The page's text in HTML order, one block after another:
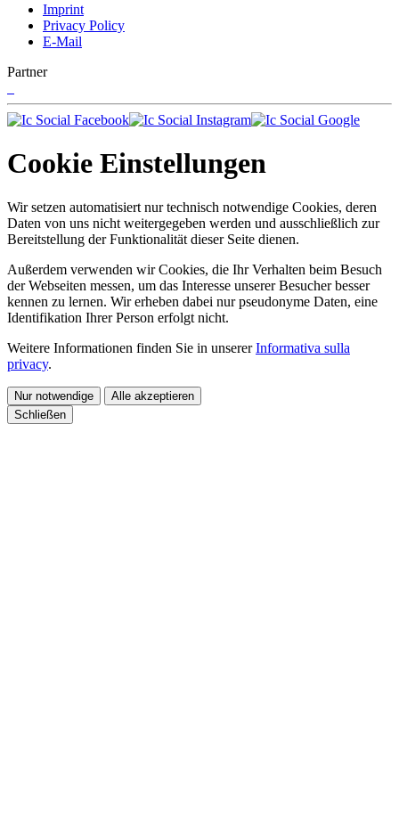
Imprint
Privacy Policy
E-Mail
Partner
Cookie Einstellungen
Wir setzen automatisiert nur technisch notwendige Cookies, deren
Daten von uns nicht weitergegeben werden und ausschließlich zur
Bereitstellung der Funktionalität dieser Seite dienen.
Außerdem verwenden wir Cookies, die Ihr Verhalten beim Besuch
der Webseiten messen, um das Interesse unserer Besucher besser
kennen zu lernen. Wir erheben dabei nur pseudonyme Daten, eine
Identifikation Ihrer Person erfolgt nicht.
Weitere Informationen finden Sie in unsererInformativa sulla
privacy.
Nur notwendige
Alle akzeptieren
Schließen